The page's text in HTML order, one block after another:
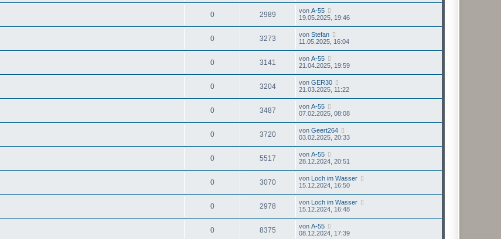
0 2989 von A-55
19.05.2025, 19:46
0 3273 von Stefan
11.05.2025, 16:04
0 3141 von A-55
21.04.2025, 19:59
0 3204 von GER30
21.03.2025, 11:22
0 3487 von A-55
07.02.2025, 08:08
0 3720 von Geert264
03.02.2025, 20:33
0 5517 von A-55
28.12.2024, 20:51
0 3070 von Loch im Wasser
15.12.2024, 16:50
0 2978 von Loch im Wasser
15.12.2024, 16:48
0 8375 von A-55
08.12.2024, 17:39